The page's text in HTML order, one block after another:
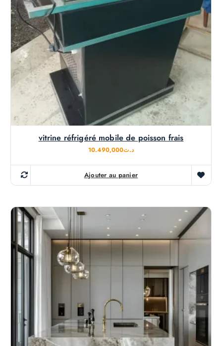
vitrine réfrigéré mobile de poisson frais
د.ت10.490,000
Ajouter au panier